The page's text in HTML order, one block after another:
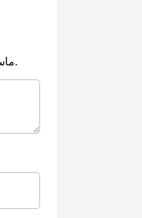
ماسكوس. نقرأ آراءك، ونرد عليها، بناء على طلبكم في أسرع وقت ممكن.